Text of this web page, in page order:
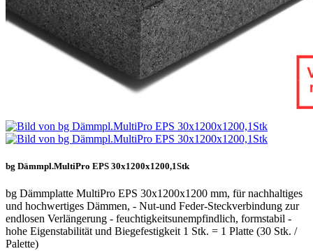
bg Dämmpl.MultiPro EPS 30x1200x1200,1Stk
bg Dämmplatte MultiPro EPS 30x1200x1200 mm, für nachhaltiges
und hochwertiges Dämmen, - Nut-und Feder-Steckverbindung zur
endlosen Verlängerung - feuchtigkeitsunempfindlich, formstabil -
hohe Eigenstabilität und Biegefestigkeit 1 Stk. = 1 Platte (30 Stk. /
Palette)